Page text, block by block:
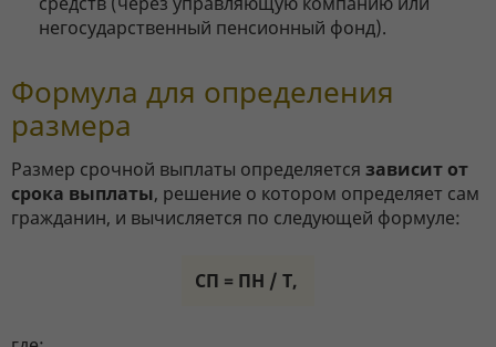
негосударственный пенсионный фонд).
Формула для определения
размера
Размер срочной выплаты определяется зависит от
срока выплаты, решение о котором определяет сам
гражданин, и вычисляется по следующей формуле:
СП = ПН / Т,